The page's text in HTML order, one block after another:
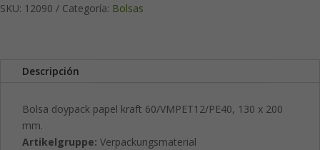
SKU: 12090 Categoría: Bolsas
Descripción
Bolsa doypack papel kraft 60/VMPET12/PE40, 130 x 200
mm.
Artikelgruppe: Verpackungsmaterial